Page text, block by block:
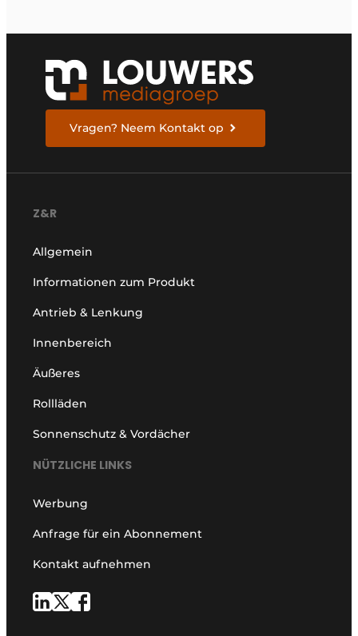
Vragen? Neem Kontakt op
Z&R
Allgemein
Informationen zum Produkt
Antrieb & Lenkung
Innenbereich
Äußeres
Rollläden
Sonnenschutz & Vordächer
NÜTZLICHE LINKS
Werbung
Anfrage für ein Abonnement
Kontakt aufnehmen